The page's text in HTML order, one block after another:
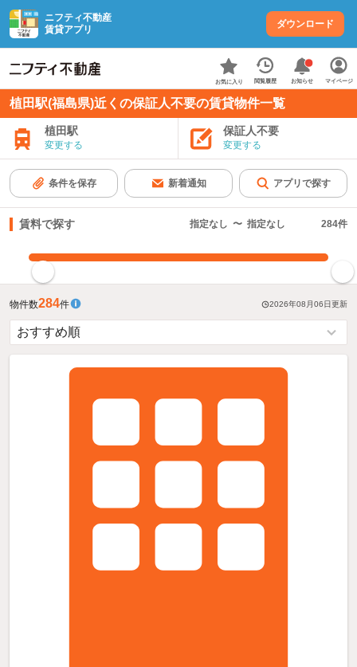
ニフティ不動産
賃貸アプリ
ダウンロード
お気に入り 閲覧履歴 お知らせ マイページ
植田駅(福島県)近くの保証人不要の賃貸物件一覧
植田駅
変更する
保証人不要
変更する
条件を保存 新着通知 アプリで探す
賃料で探す 指定なし 〜 指定なし 284件
物件数284件 2026年08月06日更新